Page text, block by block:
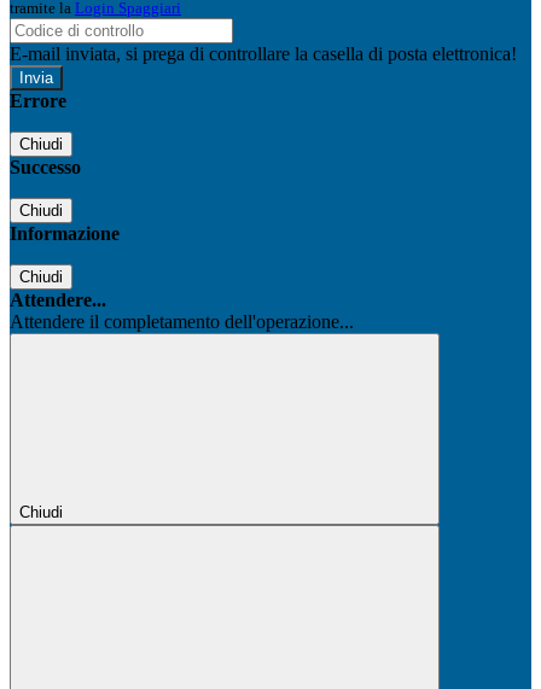
tramite la Login Spaggiari
E-mail inviata, si prega di controllare la casella di posta elettronica!
Errore
Chiudi
Successo
Chiudi
Informazione
Chiudi
Attendere...
Attendere il completamento dell'operazione...
Chiudi